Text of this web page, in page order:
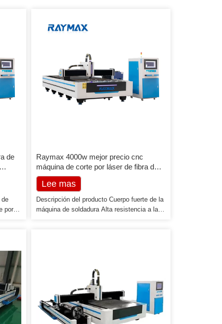
de
por
Raymax 4000w mejor precio cnc
máquina de corte por láser de fibra de
metal
Lee mas
Descripción del producto Cuerpo fuerte de la
máquina de soldadura Alta resistencia a la
máquina podría mantenerse durante mucho
tiempo y sin deformación en un ciclo de
vida. Sistema de control Cypcut El sistema
operativo […]